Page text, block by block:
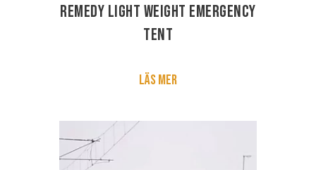
Remedy Light Weight Emergency
Tent
Läs mer